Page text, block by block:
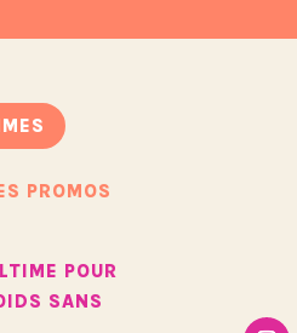
PROMOS
POUR
SANS